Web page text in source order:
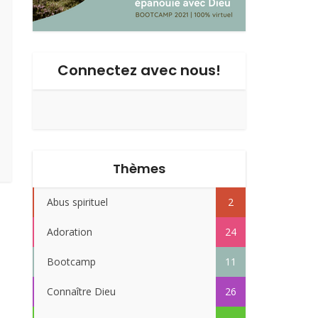
Connectez avec nous!
Thèmes
Abus spirituel 2
Adoration 24
Bootcamp 11
Connaître Dieu 26